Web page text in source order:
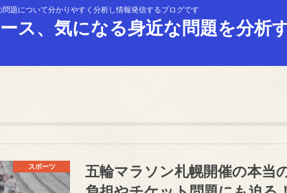
題について分かりやすく分析し情報発信するブログです
ス、気になる身近な問題を分析
スポーツ
五輪マラソン札幌開催の本当